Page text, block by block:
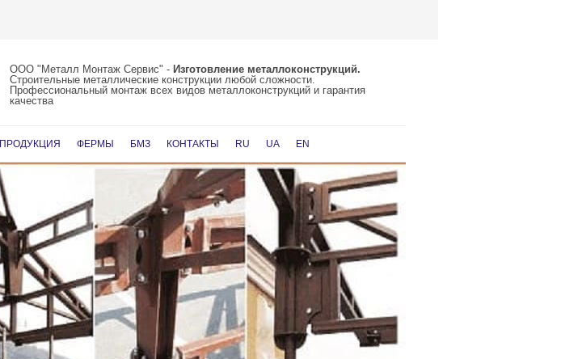
ООО "Металл Монтаж Сервис" - Изготовление металлоконструкций.
Строительные металлические конструкции любой сложности.
Профессиональный монтаж всех видов металлоконструкций и гарантия
качества
к
содержимому
ПРОДУКЦИЯ ФЕРМЫ БМЗ КОНТАКТЫ RU UA EN